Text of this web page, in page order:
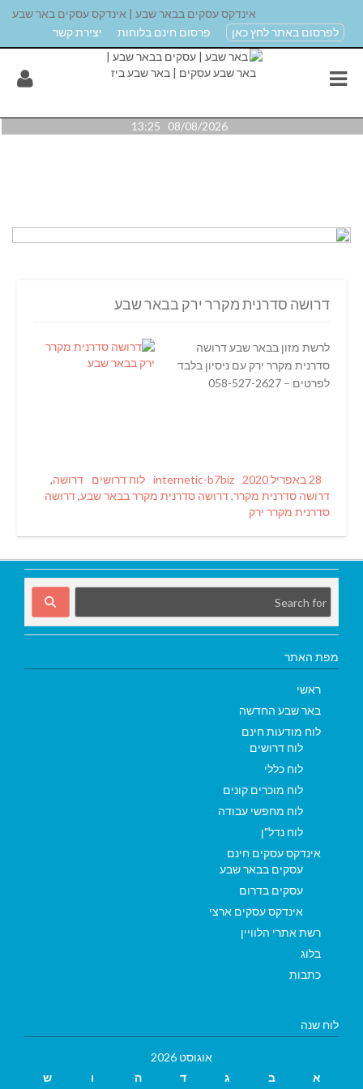
אינדקס עסקים בבאר שבע | אינדקס עסקים באר שבע
לפרסום באתר לחץ כאן
פרסום חינם בלוחות יצירת קשר
08/08/2026 13:25
דרושה סדרנית מקרר ירק בבאר שבע
לרשת מזון בבאר שבע דרושה
סדרנית מקרר ירק עם ניסיון בלבד
לפרטים – 058-527-2627
Posted
on
28 באפריל 2020 Author
internetic-b7biz
Categories
לוח דרושים Tags
דרושה,
דרושה סדרנית מקרר,דרושה סדרנית מקרר בבאר שבע,דרושה
סדרנית מקרר ירק
מפת האתר
ראשי
באר שבע החדשה
לוח מודעות חינם
לוח דרושים
לוח כללי
לוח מוכרים קונים
לוח מחפשי עבודה
לוח נדל"ן
אינדקס עסקים חינם
עסקים בבאר שבע
עסקים בדרום
אינדקס עסקים ארצי
רשת אתרי הלוויין
בלוג
כתבות
לוח שנה
אוגוסט 2026
א
ב ג ד ה ו ש